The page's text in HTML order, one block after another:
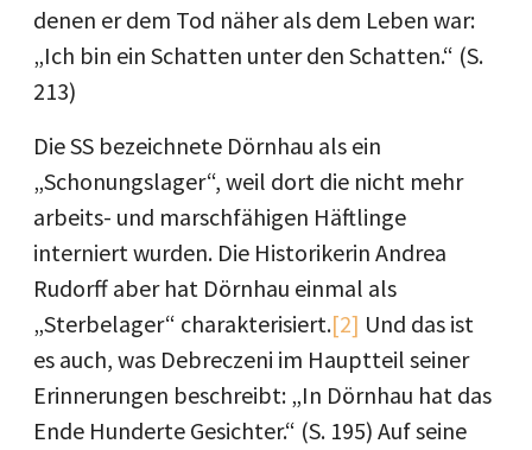
denen er dem Tod näher als dem Leben war:
„Ich bin ein Schatten unter den Schatten.“ (S.
213)
Die SS bezeichnete Dörnhau als ein
„Schonungslager“, weil dort die nicht mehr
arbeits- und marschfähigen Häftlinge
interniert wurden. Die Historikerin Andrea
Rudorff aber hat Dörnhau einmal als
„Sterbelager“ charakterisiert.[2] Und das ist
es auch, was Debreczeni im Hauptteil seiner
Erinnerungen beschreibt: „In Dörnhau hat das
Ende Hunderte Gesichter.“ (S. 195) Auf seine